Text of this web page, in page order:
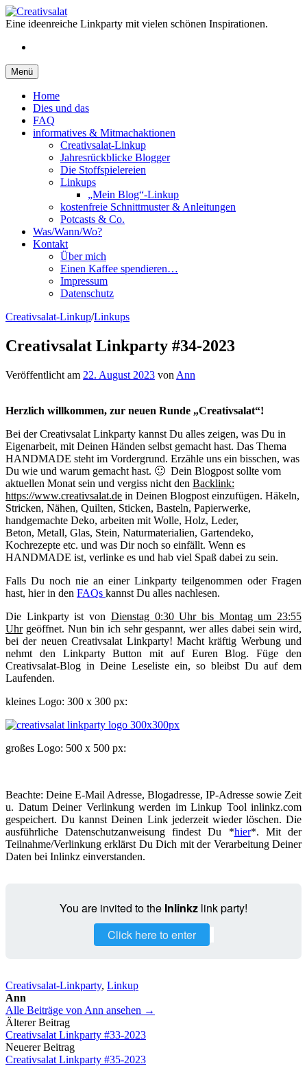
Springe
zum
Eine ideenreiche Linkparty mit vielen schönen Inspirationen.
Menü
Home
Dies und das
FAQ
informatives & Mitmachaktionen
Creativsalat-Linkup
Jahresrückblicke Blogger
Die Stoffspielereien
Linkups
„Mein Blog“-Linkup
kostenfreie Schnittmuster & Anleitungen
Potcasts & Co.
Was/Wann/Wo?
Kontakt
Über mich
Einen Kaffee spendieren…
Impressum
Datenschutz
Creativsalat-Linkup/Linkups
Creativsalat Linkparty #34-2023
Veröffentlicht am 22. August 2023 von Ann
Herzlich willkommen, zur neuen Runde „Creativsalat“!
Bei der Creativsalat Linkparty kannst Du alles zeigen, was Du in
Eigenarbeit, mit Deinen Händen selbst gemacht hast. Das Thema
HANDMADE steht im Vordergrund. Erzähle uns ein bisschen, was
Du wie und warum gemacht hast. 🙂 Dein Blogpost sollte vom
aktuellen Monat sein und vergiss nicht den Backlink:
https://www.creativsalat.de in Deinen Blogpost einzufügen. Häkeln,
Stricken, Nähen, Quilten, Sticken, Basteln, Papierwerke,
handgemachte Deko, arbeiten mit Wolle, Holz, Leder,
Beton, Metall, Glas, Stein, Naturmaterialien, Gartendeko,
Kochrezepte etc. und was Dir noch so einfällt. Wenn es
HANDMADE ist, verlinke es und hab viel Spaß dabei zu sein.
Falls Du noch nie an einer Linkparty teilgenommen oder Fragen
hast, hier in den FAQs kannst Du alles nachlesen.
Die Linkparty ist von Dienstag 0:30 Uhr bis Montag um 23:55
Uhrgeöffnet. Nun bin ich sehr gespannt, wer alles dabei sein wird,
bei der neuen Creativsalat Linkparty! Macht kräftig Werbung und
nehmt den Linkparty Button mit auf Euren Blog. Füge den
Creativsalat-Blog in Deine Leseliste ein, so bleibst Du auf dem
Laufenden.
kleines Logo: 300 x 300 px:
großes Logo: 500 x 500 px:
Beachte: Deine E-Mail Adresse, Blogadresse, IP-Adresse sowie Zeit
u. Datum Deiner Verlinkung werden im Linkup Tool inlinkz.com
gespeichert. Du kannst Deinen Link jederzeit wieder löschen. Die
ausführliche Datenschutzanweisung findest Du *hier*. Mit der
Teilnahme/Verlinkung erklärst Du Dich mit der Verarbeitung Deiner
Daten bei Inlinkz einverstanden.
You are invited to the Inlinkz link party!
Click here to enter
Creativsalat-Linkparty, Linkup
Ann
Alle Beiträge von Ann ansehen →
Beitrags-
Navigation
Älterer Beitrag
Creativsalat Linkparty #33-2023
Neuerer Beitrag
Creativsalat Linkparty #35-2023